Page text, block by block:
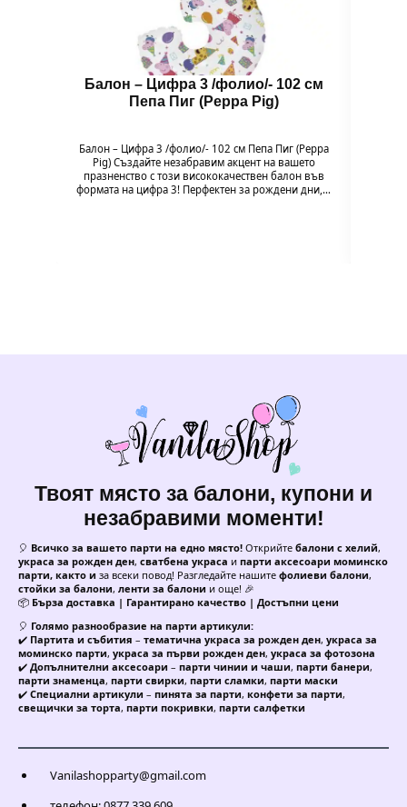
Балон – Цифра 3 /фолио/- 102 см
Пепа Пиг (Peppa Pig)
Балон – Цифра 3 /фолио/- 102 см Пепа Пиг (Peppa
Pig) Създайте незабравим акцент на вашето
празненство с този висококачествен балон във
формата на цифра 3! Перфектен за рождени дни,…
Твоят място за балони, купони и
незабравими моменти!
🎈 Всичко за вашето парти на едно място! Открийте балони с хелий,
украса за рожден ден, сватбена украса и парти аксесоари моминско
парти, както и за всеки повод! Разгледайте нашите фолиеви балони,
стойки за балони, ленти за балони и още! 🎉
📦 Бърза доставка | Гарантирано качество | Достъпни цени
🎈 Голямо разнообразие на парти артикули:
✔️ Партита и събития – тематична украса за рожден ден, украса за
моминско парти, украса за първи рожден ден, украса за фотозона
✔️ Допълнителни аксесоари – парти чинии и чаши, парти банери,
парти знаменца, парти свирки, парти сламки, парти маски
✔️ Специални артикули – пинята за парти, конфети за парти,
свещички за торта, парти покривки, парти салфетки
Vanilashopparty@gmail.com